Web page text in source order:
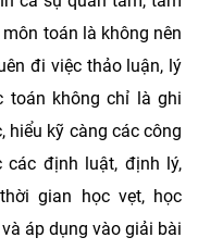
toán là không nên
đi việc thảo luận, lý
toán không chỉ là ghi
hiểu kỹ càng các công
các định luật, định lý,
gian học vẹt, học
áp dụng vào giải bài